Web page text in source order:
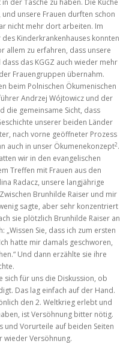
der Tasche zu haben. Die Küche
unsere Frauen durften schon
nicht mehr dort arbeiten. Im
Kinderkrankenhauses konnten
allem zu erfahren, dass unsere
das KGGZ auch wieder mehr
Frauengruppen übernahm.
beim Polnischen Ökumenischen
Andrzej Wójtowicz und der
die gemeinsame Sicht, dass
unserer beiden Länder
nach vorne geöffneter Prozess
auch in unser Ökumenekonzept2.
wir in den evangelischen
Treffen mit Frauen aus den
Radacz, unsere langjährige
Brunhilde Raiser und mir
sagte, aber sehr konzentriert
sie plötzlich Brunhilde Raiser an
Sie, dass ich zum ersten
hatte mir damals geschworen,
Und dann erzählte sie ihre
sich für uns die Diskussion, ob
Das lag einfach auf der Hand.
den 2. Weltkrieg erlebt und
ist Versöhnung bitter nötig.
und Vorurteile auf beiden Seiten
wieder Versöhnung.